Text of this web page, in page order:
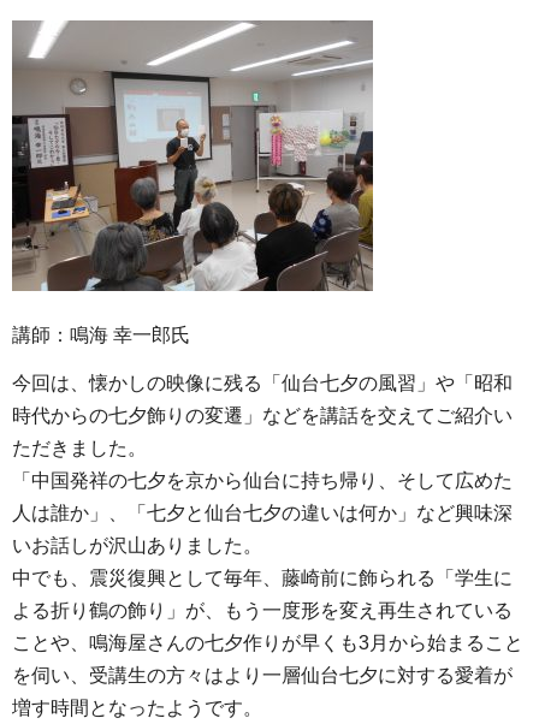
講師：鳴海 幸一郎氏
今回は、懐かしの映像に残る「仙台七夕の風習」や「昭和
時代からの七夕飾りの変遷」などを講話を交えてご紹介い
ただきました。
「中国発祥の七夕を京から仙台に持ち帰り、そして広めた
人は誰か」、「七夕と仙台七夕の違いは何か」など興味深
いお話しが沢山ありました。
中でも、震災復興として毎年、藤崎前に飾られる「学生に
よる折り鶴の飾り」が、もう一度形を変え再生されている
ことや、鳴海屋さんの七夕作りが早くも3月から始まること
を伺い、受講生の方々はより一層仙台七夕に対する愛着が
増す時間となったようです。